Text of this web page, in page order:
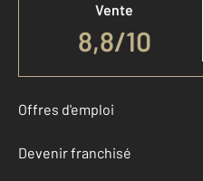
Vente
8,8/10
Offres d'emploi
Devenir franchisé